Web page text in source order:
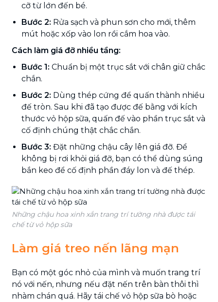
cỡ từ lớn đến bé.
Bước 2: Rửa sạch và phun sơn cho mới, thêm
mút hoặc xốp vào lon rồi cắm hoa vào.
Cách làm giá đỡ nhiều tầng:
Bước 1: Chuẩn bị một trục sắt với chân giữ chắc
chắn.
Bước 2: Dùng thép cứng để quấn thành nhiều
đế tròn. Sau khi đã tạo được đế bằng với kích
thước vỏ hộp sữa, quấn đế vào phần trục sắt và
cố định chúng thật chắc chắn.
Bước 3: Đặt những chậu cây lên giá đỡ. Để
không bị rơi khỏi giá đỡ, bạn có thể dùng súng
bắn keo để cố định phần đáy lon và đế thép.
Những chậu hoa xinh xắn trang trí tường nhà được tái
chế từ vỏ hộp sữa
Làm giá treo nến lãng mạn
Bạn có một góc nhỏ của mình và muốn trang trí
nó với nến, nhưng nếu đặt nến trên bàn thôi thì
nhàm chán quá. Hãy tái chế vỏ hộp sữa bò hoặc